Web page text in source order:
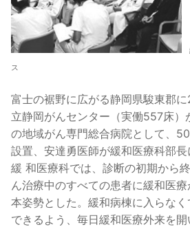
ス
富士の裾野に広がる静岡県駿東郡
立静岡がんセンター（実働557床）
の地域がん専門総合病院として、
設置、安達勇医師が緩和医療科部長
緩 和医療科では、診断の初期から
ん治療中のすべての患者に緩和医
本姿勢とした。緩和病棟に入らな
できるよう、毎日緩和医療外来を